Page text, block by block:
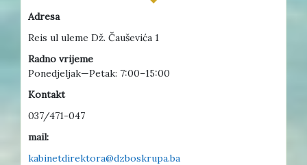
Adresa
Reis ul uleme Dž. Čauševića 1
Radno vrijeme
Ponedjeljak—Petak: 7:00–15:00
Kontakt
037/471-047
mail:
kabinetdirektora@dzboskrupa.ba